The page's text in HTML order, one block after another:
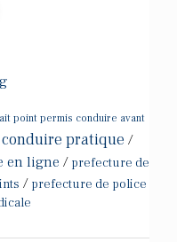
point permis conduire avant
pratique /
en ligne / prefecture de
/ prefecture de police